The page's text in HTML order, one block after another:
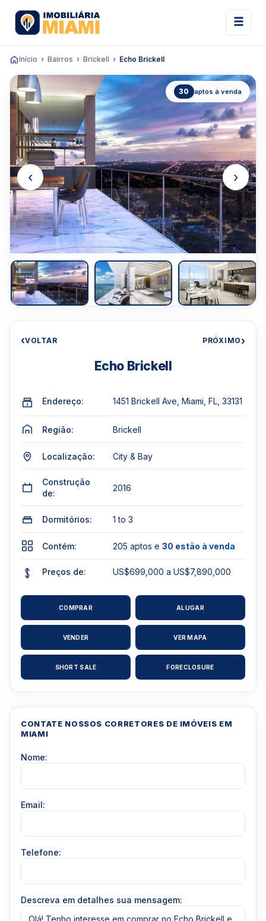
Início Bairros Brickell Echo Brickell
30 aptos à venda
‹ ›
‹VOLTAR PRÓXIMO›
Echo Brickell
Endereço: 1451 Brickell Ave, Miami, FL, 33131
Região: Brickell
Localização: City & Bay
Construção
de:
2016
Dormitórios: 1 to 3
Contém: 205 aptos e 30 estão à venda
Preços de: US$699,000 a US$7,890,000
COMPRAR ALUGAR
VENDER VER MAPA
SHORT SALE FORECLOSURE
CONTATE NOSSOS CORRETORES DE IMÓVEIS EM
MIAMI
Nome:
Email:
Telefone:
Descreva em detalhes sua mensagem: